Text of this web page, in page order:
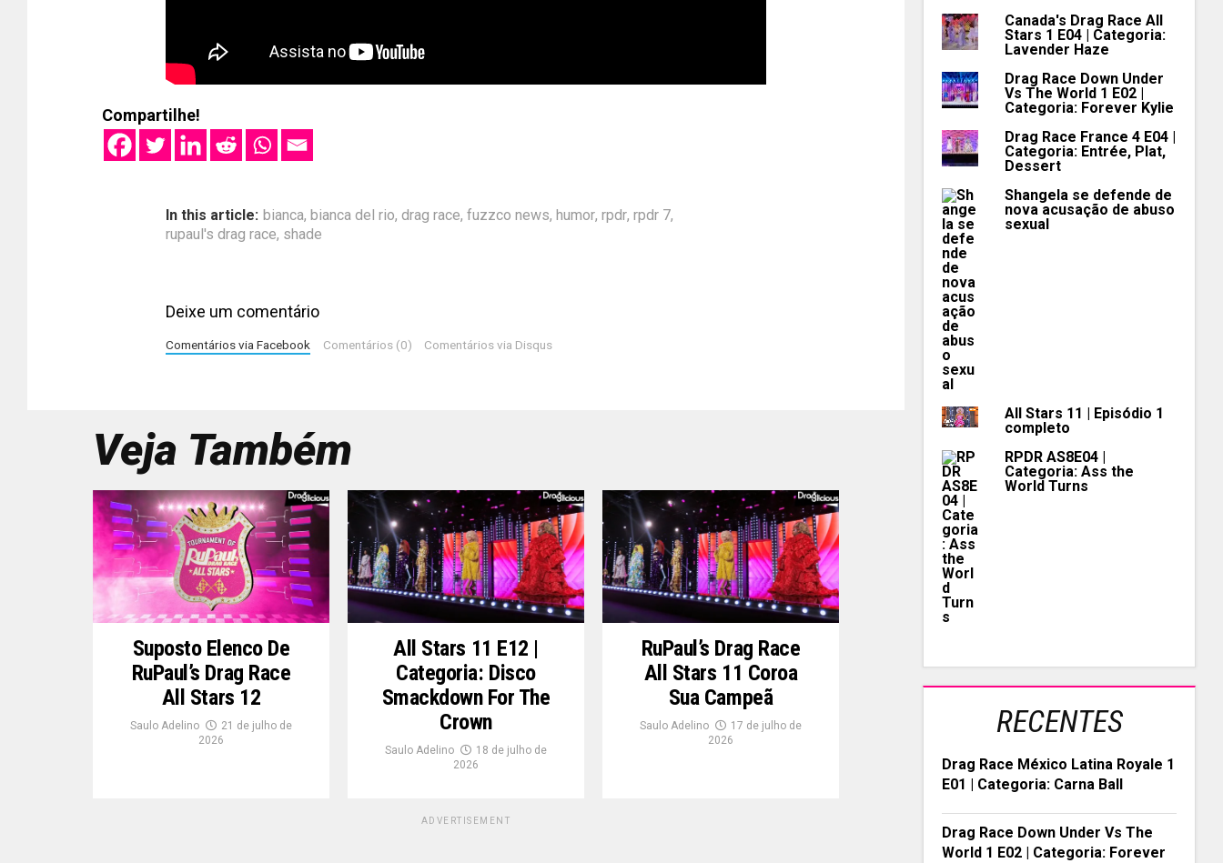
Compartilhe!
In this article: bianca, bianca del rio, drag race, fuzzco news, humor, rpdr, rpdr 7,
rupaul's drag race, shade
Deixe um comentário
Comentários via Facebook Comentários (0) Comentários via Disqus
Veja Também
Suposto Elenco De
RuPaul’s Drag Race
All Stars 12
Saulo Adelino
21 de julho de
2026
All Stars 11 E12 |
Categoria: Disco
Smackdown For The
Crown
Saulo Adelino
18 de julho de
2026
RuPaul’s Drag Race
All Stars 11 Coroa
Sua Campeã
Saulo Adelino
17 de julho de
2026
ADVERTISEMENT
Canada's Drag Race All
Stars 1 E04 | Categoria:
Lavender Haze
Drag Race Down Under
Vs The World 1 E02 |
Categoria: Forever Kylie
Drag Race France 4 E04 |
Categoria: Entrée, Plat,
Dessert
Shangela se defende de
nova acusação de abuso
sexual
All Stars 11 | Episódio 1
completo
RPDR AS8E04 |
Categoria: Ass the
World Turns
RECENTES
Drag Race México Latina Royale 1
E01 | Categoria: Carna Ball
Drag Race Down Under Vs The
World 1 E02 | Categoria: Forever